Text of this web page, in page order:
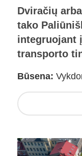
Dviračių
tako
integruojant
transporto
Būsena: